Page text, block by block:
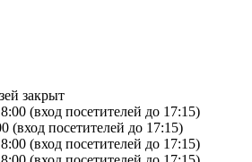
закрыт
(вход посетителей до 17:15)
(вход посетителей до 17:15)
(вход посетителей до 17:15)